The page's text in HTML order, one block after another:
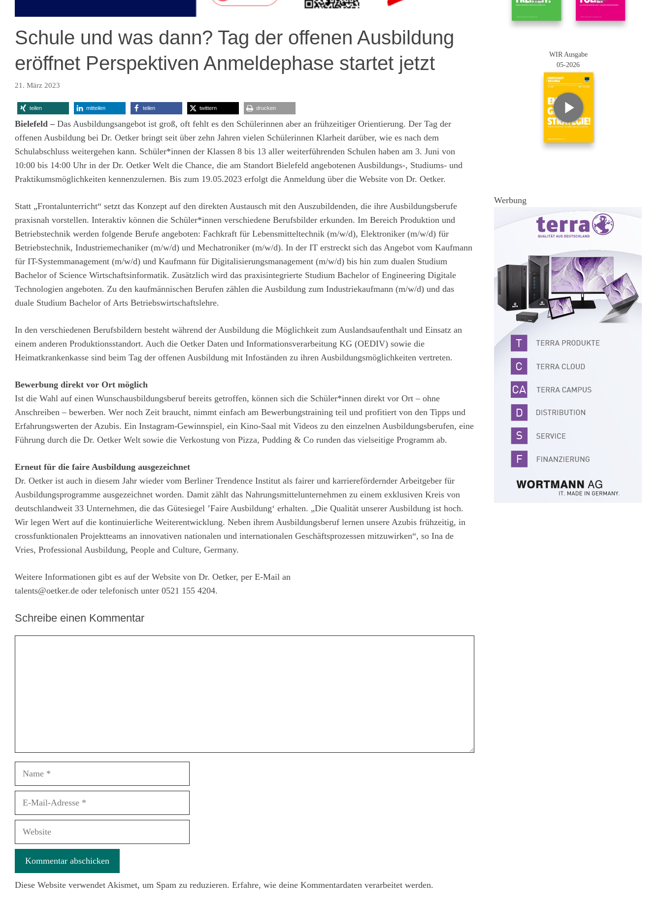
Schule und was dann? Tag der offenen Ausbildung
eröffnet Perspektiven Anmeldephase startet jetzt
21. März 2023
teilen mitteilen teilen twittern drucken
Bielefeld –Das Ausbildungsangebot ist groß, oft fehlt es den Schülerinnen aber an frühzeitiger Orientierung. Der Tag der
offenen Ausbildung bei Dr. Oetker bringt seit über zehn Jahren vielen Schülerinnen Klarheit darüber, wie es nach dem
Schulabschluss weitergehen kann. Schüler*innen der Klassen 8 bis 13 aller weiterführenden Schulen haben am 3. Juni von
10:00 bis 14:00 Uhr in der Dr. Oetker Welt die Chance, die am Standort Bielefeld angebotenen Ausbildungs-, Studiums- und
Praktikumsmöglichkeiten kennenzulernen. Bis zum 19.05.2023 erfolgt die Anmeldung über die Website von Dr. Oetker.
Statt „Frontalunterricht“ setzt das Konzept auf den direkten Austausch mit den Auszubildenden, die ihre Ausbildungsberufe
praxisnah vorstellen. Interaktiv können die Schüler*innen verschiedene Berufsbilder erkunden. Im Bereich Produktion und
Betriebstechnik werden folgende Berufe angeboten: Fachkraft für Lebensmitteltechnik (m/w/d), Elektroniker (m/w/d) für
Betriebstechnik, Industriemechaniker (m/w/d) und Mechatroniker (m/w/d). In der IT erstreckt sich das Angebot vom Kaufmann
für IT-Systemmanagement (m/w/d) und Kaufmann für Digitalisierungsmanagement (m/w/d) bis hin zum dualen Studium
Bachelor of Science Wirtschaftsinformatik. Zusätzlich wird das praxisintegrierte Studium Bachelor of Engineering Digitale
Technologien angeboten. Zu den kaufmännischen Berufen zählen die Ausbildung zum Industriekaufmann (m/w/d) und das
duale Studium Bachelor of Arts Betriebswirtschaftslehre.
In den verschiedenen Berufsbildern besteht während der Ausbildung die Möglichkeit zum Auslandsaufenthalt und Einsatz an
einem anderen Produktionsstandort. Auch die Oetker Daten und Informationsverarbeitung KG (OEDIV) sowie die
Heimatkrankenkasse sind beim Tag der offenen Ausbildung mit Infoständen zu ihren Ausbildungsmöglichkeiten vertreten.
Bewerbung direkt vor Ort möglich
Ist die Wahl auf einen Wunschausbildungsberuf bereits getroffen, können sich die Schüler*innen direkt vor Ort – ohne
Anschreiben – bewerben. Wer noch Zeit braucht, nimmt einfach am Bewerbungstraining teil und profitiert von den Tipps und
Erfahrungswerten der Azubis. Ein Instagram-Gewinnspiel, ein Kino-Saal mit Videos zu den einzelnen Ausbildungsberufen, eine
Führung durch die Dr. Oetker Welt sowie die Verkostung von Pizza, Pudding & Co runden das vielseitige Programm ab.
Erneut für die faire Ausbildung ausgezeichnet
Dr. Oetker ist auch in diesem Jahr wieder vom Berliner Trendence Institut als fairer und karrierefördernder Arbeitgeber für
Ausbildungsprogramme ausgezeichnet worden. Damit zählt das Nahrungsmittelunternehmen zu einem exklusiven Kreis von
deutschlandweit 33 Unternehmen, die das Gütesiegel ’Faire Ausbildung‘ erhalten. „Die Qualität unserer Ausbildung ist hoch.
Wir legen Wert auf die kontinuierliche Weiterentwicklung. Neben ihrem Ausbildungsberuf lernen unsere Azubis frühzeitig, in
crossfunktionalen Projektteams an innovativen nationalen und internationalen Geschäftsprozessen mitzuwirken“, so Ina de
Vries, Professional Ausbildung, People and Culture, Germany.
Weitere Informationen gibt es auf der Website von Dr. Oetker, per E-Mail an
talents@oetker.de oder telefonisch unter 0521 155 4204.
Schreibe einen Kommentar
Diese Website verwendet Akismet, um Spam zu reduzieren. Erfahre, wie deine Kommentardaten verarbeitet werden.
WIR Ausgabe
05-2026
Werbung